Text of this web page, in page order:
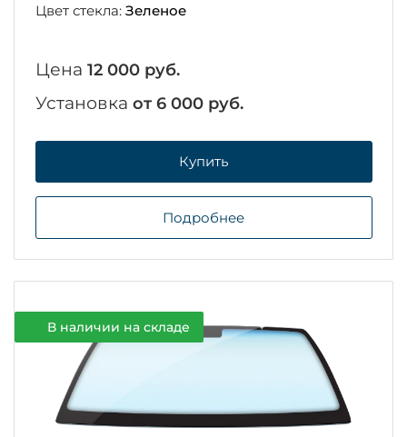
Цвет стекла: Зеленое
Цена 12 000 руб.
Установка от 6 000 руб.
Купить
Подробнее
В наличии на складе